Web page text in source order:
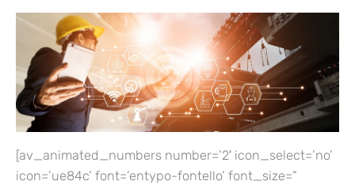
[av_animated_numbers number=’2′ icon_select=’no’
icon=’ue84c’ font=’entypo-fontello’ font_size=”